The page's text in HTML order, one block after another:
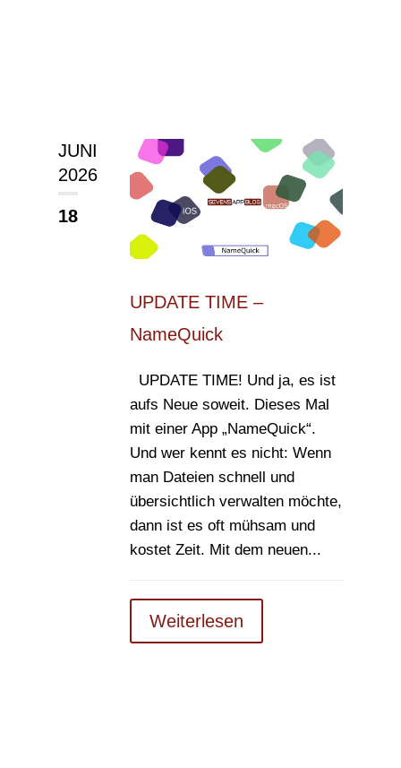
JUNI
2026
18
UPDATE TIME –
NameQuick
UPDATE TIME! Und ja, es ist
aufs Neue soweit. Dieses Mal
mit einer App „NameQuick“.
Und wer kennt es nicht: Wenn
man Dateien schnell und
übersichtlich verwalten möchte,
dann ist es oft mühsam und
kostet Zeit. Mit dem neuen...
Weiterlesen